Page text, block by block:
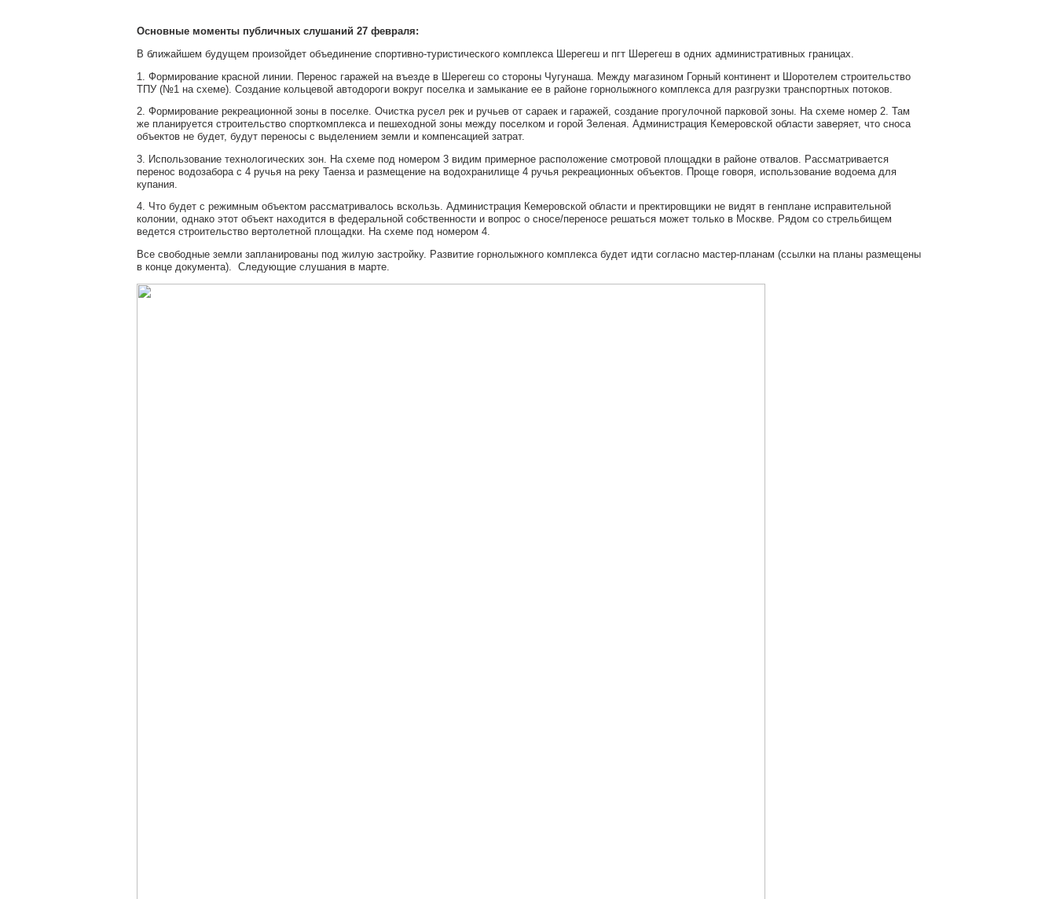
Основные моменты публичных слушаний 27 февраля:
В ближайшем будущем произойдет объединение спортивно-туристического комплекса Шерегеш и пгт Шерегеш в одних административных границах.
1. Формирование красной линии. Перенос гаражей на въезде в Шерегеш со стороны Чугунаша. Между магазином Горный континент и Шоротелем строительство
ТПУ (№1 на схеме). Создание кольцевой автодороги вокруг поселка и замыкание ее в районе горнолыжного комплекса для разгрузки транспортных потоков.
2. Формирование рекреационной зоны в поселке. Очистка русел рек и ручьев от сараек и гаражей, создание прогулочной парковой зоны. На схеме номер 2. Там
же планируется строительство спорткомплекса и пешеходной зоны между поселком и горой Зеленая. Администрация Кемеровской области заверяет, что сноса
объектов не будет, будут переносы с выделением земли и компенсацией затрат.
3. Использование технологических зон. На схеме под номером 3 видим примерное расположение смотровой площадки в районе отвалов. Рассматривается
перенос водозабора с 4 ручья на реку Таенза и размещение на водохранилище 4 ручья рекреационных объектов. Проще говоря, использование водоема для
купания.
4. Что будет с режимным объектом рассматривалось вскользь. Администрация Кемеровской области и пректировщики не видят в генплане исправительной
колонии, однако этот объект находится в федеральной собственности и вопрос о сносе/переносе решаться может только в Москве. Рядом со стрельбищем
ведется строительство вертолетной площадки. На схеме под номером 4.
Все свободные земли запланированы под жилую застройку. Развитие горнолыжного комплекса будет идти согласно мастер-планам (ссылки на планы размещены
в конце документа). Следующие слушания в марте.